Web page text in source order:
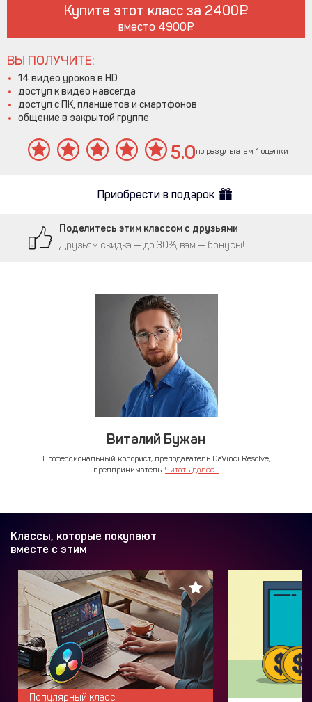
Купите этот класс за 2400
вместо 4900
ВЫ ПОЛУЧИТЕ:
14 видео уроков в HD
доступ к видео навсегда
доступ с ПК, планшетов и смартфонов
общение в закрытой группе
5.0по результатам 1 оценки
Приобрести в подарок
Поделитесь этим классом с друзьями
Друзьям скидка — до 30%, вам — бонусы!
Виталий Бужан
Профессиональный колорист, преподаватель DaVinci Resolve,
предприниматель. Читать далее...
Классы, которые покупают
вместе с этим
Популярный класс